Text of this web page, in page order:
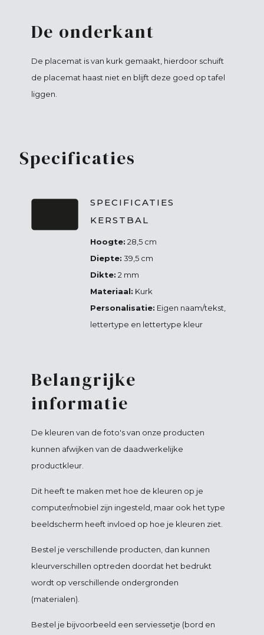
De onderkant
De placemat is van kurk gemaakt, hierdoor schuift
de placemat haast niet en blijft deze goed op tafel
liggen.
Specificaties
SPECIFICATIES
KERSTBAL
Hoogte: 28,5 cm
Diepte: 39,5 cm
Dikte: 2 mm
Materiaal: Kurk
Personalisatie: Eigen naam/tekst,
lettertype en lettertype kleur
Belangrijke
informatie
De kleuren van de foto's van onze producten
kunnen afwijken van de daadwerkelijke
productkleur.
Dit heeft te maken met hoe de kleuren op je
computer/mobiel zijn ingesteld, maar ook het type
beeldscherm heeft invloed op hoe je kleuren ziet.
Bestel je verschillende producten, dan kunnen
kleurverschillen optreden doordat het bedrukt
wordt op verschillende ondergronden
(materialen).
Bestel je bijvoorbeeld een serviessetje (bord en